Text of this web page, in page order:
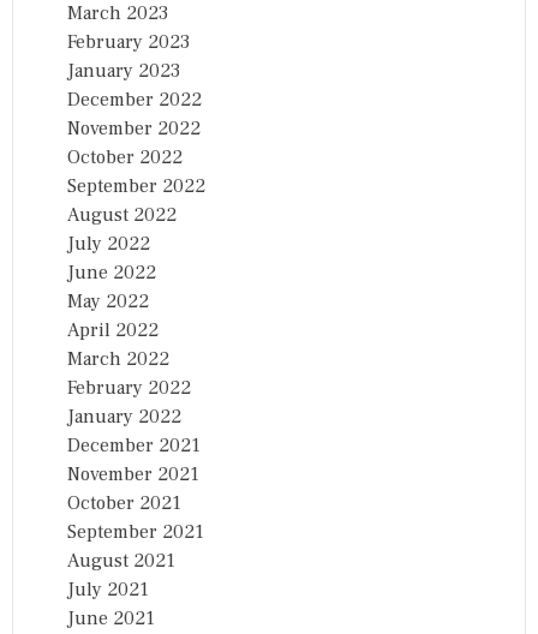
March 2023
February 2023
January 2023
December 2022
November 2022
October 2022
September 2022
August 2022
July 2022
June 2022
May 2022
April 2022
March 2022
February 2022
January 2022
December 2021
November 2021
October 2021
September 2021
August 2021
July 2021
June 2021